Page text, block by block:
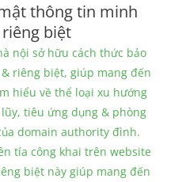
thông tin minh
biệt
nội sở hữu cách thức bảo
riêng biệt, giúp mang đến
hiểu về thể loại xu hướng
tiêu ứng dụng & phòng
domain authority đình.
tía công khai trên website
biệt này giúp mang đến